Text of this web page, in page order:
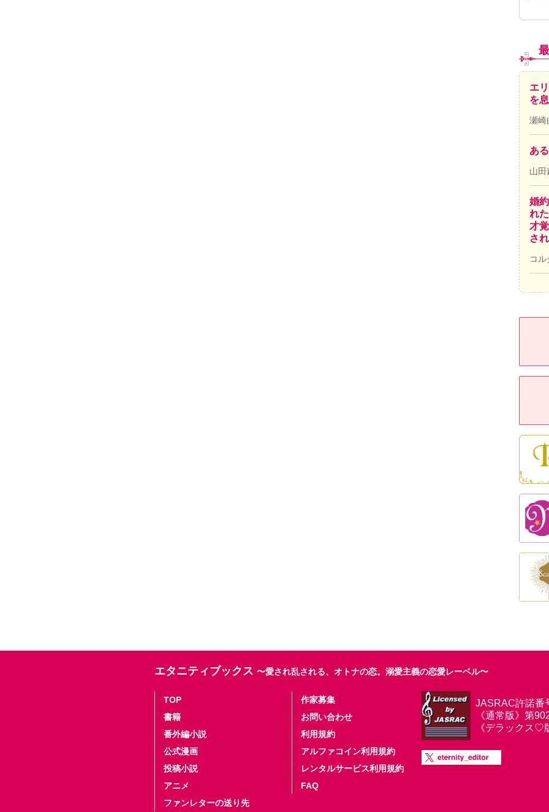
エ
を
瀬崎
あ
山田
婚
れ
才
さ
コル
エタニティブックス 〜愛され乱される、オトナの恋。溺愛主義の恋愛レーベル〜
TOP
書籍
番外編小説
公式漫画
投稿小説
アニメ
ファンレターの送り先
作家募集
お問い合わせ
利用規約
アルファコイン利用規約
レンタルサービス利用規約
FAQ
JASRAC許諾番
《通常版》第
《デラックス♡